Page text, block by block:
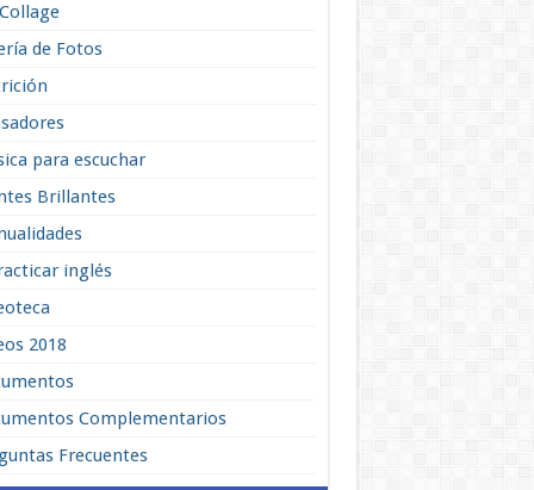
de Fotos
para escuchar
Brillantes
inglés
2018
Complementarios
Frecuentes